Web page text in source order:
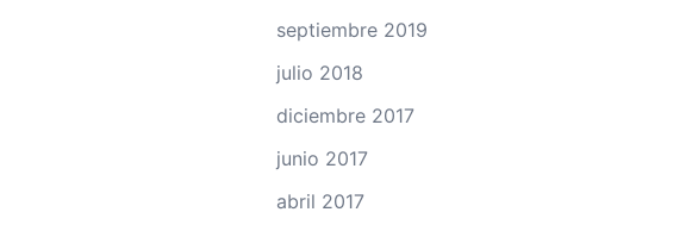
septiembre 2019
julio 2018
diciembre 2017
junio 2017
abril 2017